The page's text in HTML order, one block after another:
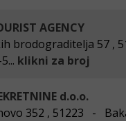
AGENCY
brodograditelja 57 ,
klikni za broj
d.o.o.
352 , 51223 -